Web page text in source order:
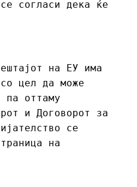
согласи дека ќе
на ЕУ има
цел да може
па оттаму
и Договорот за
се
на